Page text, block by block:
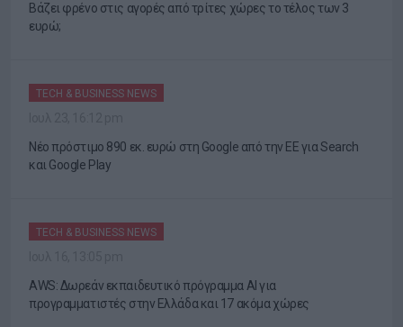
Βάζει φρένο στις αγορές από τρίτες χώρες το τέλος των 3
ευρώ;
TECH & BUSINESS NEWS
Νέο πρόστιμο 890 εκ. ευρώ στη Google από την ΕΕ για Search
και Google Play
TECH & BUSINESS NEWS
AWS: Δωρεάν εκπαιδευτικό πρόγραμμα AI για
προγραμματιστές στην Ελλάδα και 17 ακόμα χώρες